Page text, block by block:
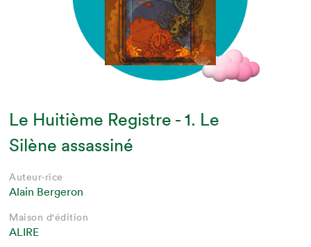
Le Huitième Registre - 1. Le
Silène assassiné
Auteur·rice
Alain Bergeron
Maison d'édition
ALIRE